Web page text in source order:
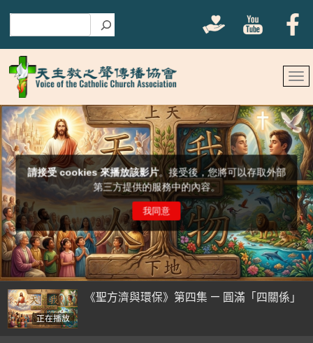
正在播放
《聖方濟與環保》第四集 — 圓滿「四關係」